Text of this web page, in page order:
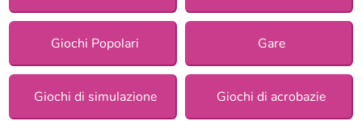
Giochi Popolari Gare
Giochi di simulazione Giochi di acrobazie